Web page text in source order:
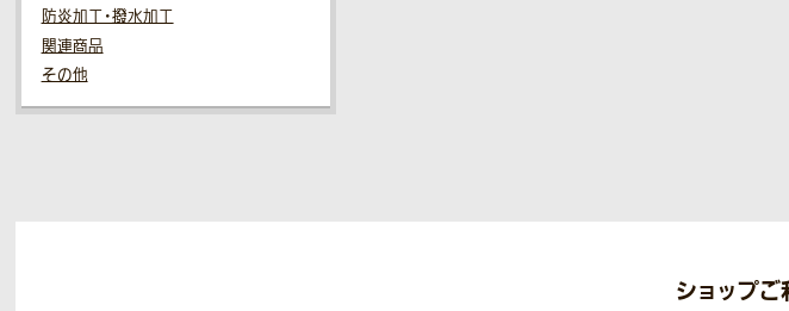
防炎加工・撥水加工
関連商品
その他
ショップご